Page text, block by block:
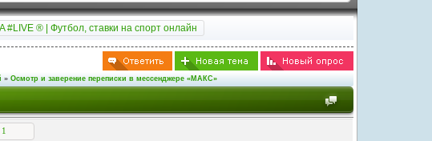
#LIVE ® | Футбол, ставки на спорт онлайн
» Осмотр и заверение переписки в мессенджере «МАКС»
1